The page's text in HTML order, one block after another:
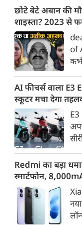
पर
कर
छोटे बेटे अबान की
शाइस्ता? 2023 से
की पत्नी
of
AI फीचर्स वाला
स्कूटर मचा देगा
साल की बैटरी
हैरान
E3
पेश
कीमत 99,999
Redmi का बड़ा
स्मार्टफोन,